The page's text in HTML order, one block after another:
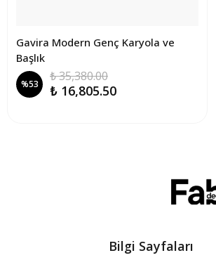
Gavira Modern Genç Karyola ve
Başlık
%53
₺ 35,380.00
₺ 16,805.50
Bilgi Sayfaları